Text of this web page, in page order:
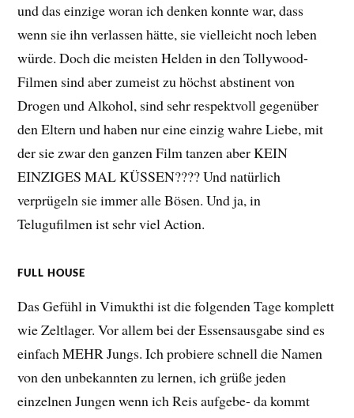
und das einzige woran ich denken konnte war, dass
wenn sie ihn verlassen hätte, sie vielleicht noch leben
würde. Doch die meisten Helden in den Tollywood-
Filmen sind aber zumeist zu höchst abstinent von
Drogen und Alkohol, sind sehr respektvoll gegenüber
den Eltern und haben nur eine einzig wahre Liebe, mit
der sie zwar den ganzen Film tanzen aber KEIN
EINZIGES MAL KÜSSEN???? Und natürlich
verprügeln sie immer alle Bösen. Und ja, in
Telugufilmen ist sehr viel Action.
FULL HOUSE
Das Gefühl in Vimukthi ist die folgenden Tage komplett
wie Zeltlager. Vor allem bei der Essensausgabe sind es
einfach MEHR Jungs. Ich probiere schnell die Namen
von den unbekannten zu lernen, ich grüße jeden
einzelnen Jungen wenn ich Reis aufgebe- da kommt